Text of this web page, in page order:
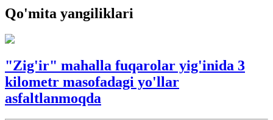
Qo'mita yangiliklari
"Zig'ir" mahalla fuqarolar yig'inida 3
kilometr masofadagi yo'llar
asfaltlanmoqda